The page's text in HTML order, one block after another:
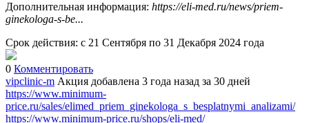
Дополнительная информация: https://eli-med.ru/news/priem-
ginekologa-s-be...
Срок действия: с 21 Сентября по 31 Декабря 2024 года
0 Комментировать
vipclinic-m Акция добавлена 3 года назад за 30 дней
https://www.minimum-
price.ru/sales/elimed_priem_ginekologa_s_besplatnymi_analizami/
https://www.minimum-price.ru/shops/eli-med/